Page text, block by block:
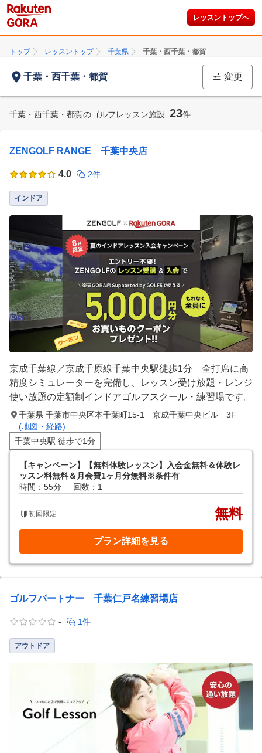
レッスントップへ
トップ レッスントップ 千葉県 千葉・西千葉・都賀
千葉・西千葉・都賀 変更
千葉・西千葉・都賀のゴルフレッスン施設 23件
ZENGOLF RANGE 千葉中央店
4.0 2件
インドア
京成千葉線／京成千原線千葉中央駅徒歩1分 全打席に高
精度シミュレーターを完備し、レッスン受け放題・レンジ
使い放題の定額制インドアゴルフスクール・練習場です。
千葉県 千葉市中央区本千葉町15-1 京成千葉中央ビル 3F
(地図・経路)
千葉中央駅 徒歩で1分
【キャンペーン】【無料体験レッスン】入会金無料＆体験レ
ッスン料無料＆月会費1ヶ月分無料※条件有
時間：55分
回数：1
初回限定 無料
プラン詳細を見る
ゴルフパートナー 千葉仁戸名練習場店
- 1件
アウトドア